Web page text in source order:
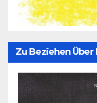
Zu Beziehen Über